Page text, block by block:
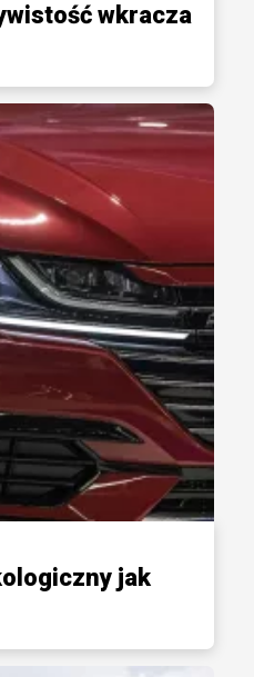
wkracza
jak